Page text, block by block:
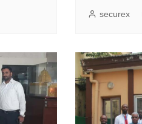
securex